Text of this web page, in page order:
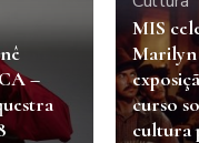
–
MIS
curso
cultura